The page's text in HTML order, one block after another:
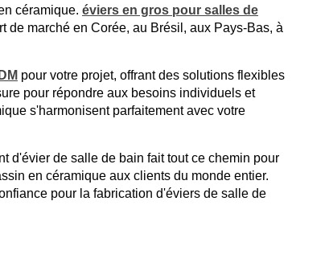
céramique. éviers en gros pour salles de
de marché en Corée, au Brésil, aux Pays-Bas, à
pour votre projet, offrant des solutions flexibles
pour répondre aux besoins individuels et
s'harmonisent parfaitement avec votre
d'évier de salle de bain fait tout ce chemin pour
en céramique aux clients du monde entier.
pour la fabrication d'éviers de salle de